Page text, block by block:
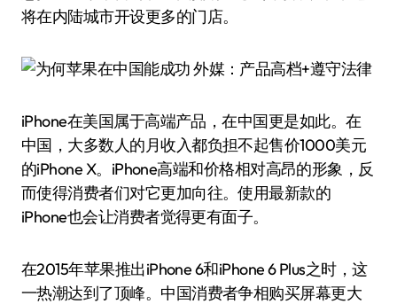
将在内陆城市开设更多的门店。
iPhone在美国属于高端产品，在中国更是如此。在
中国，大多数人的月收入都负担不起售价1000美元
的iPhone X。iPhone高端和价格相对高昂的形象，反
而使得消费者们对它更加向往。使用最新款的
iPhone也会让消费者觉得更有面子。
在2015年苹果推出iPhone 6和iPhone 6 Plus之时，这
一热潮达到了顶峰。中国消费者争相购买屏幕更大